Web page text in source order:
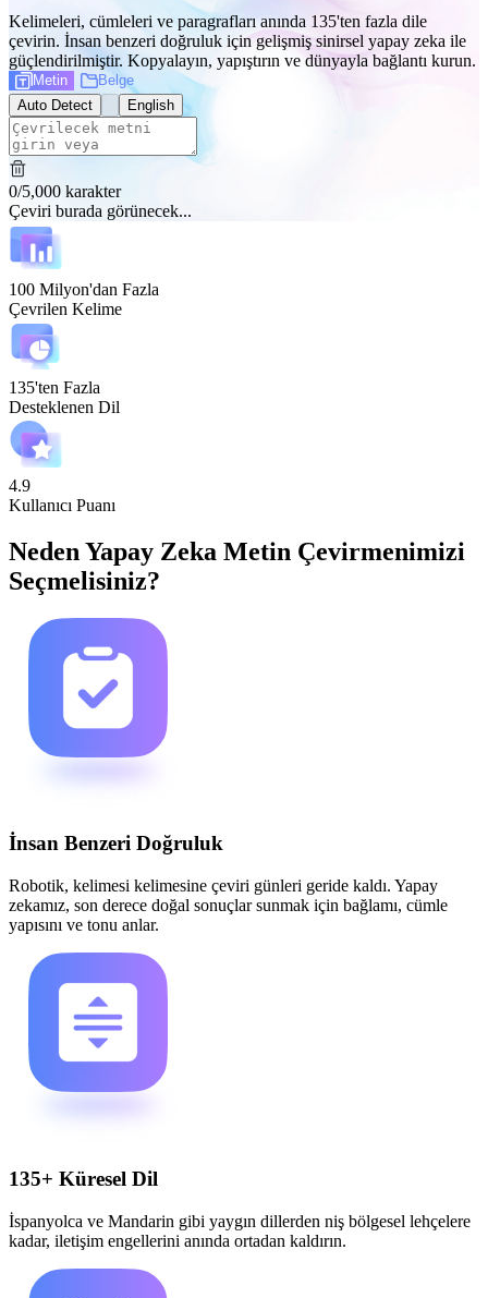
Kelimeleri, cümleleri ve paragrafları anında 135'ten fazla dile
çevirin. İnsan benzeri doğruluk için gelişmiş sinirsel yapay zeka ile
güçlendirilmiştir. Kopyalayın, yapıştırın ve dünyayla bağlantı kurun.
Metin
Belge
Auto Detect
English
0/5,000 karakter
Çeviri burada görünecek...
100 Milyon'dan Fazla
Çevrilen Kelime
135'ten Fazla
Desteklenen Dil
4.9
Kullanıcı Puanı
Neden Yapay Zeka Metin Çevirmenimizi
Seçmelisiniz?
İnsan Benzeri Doğruluk
Robotik, kelimesi kelimesine çeviri günleri geride kaldı. Yapay
zekamız, son derece doğal sonuçlar sunmak için bağlamı, cümle
yapısını ve tonu anlar.
135+ Küresel Dil
İspanyolca ve Mandarin gibi yaygın dillerden niş bölgesel lehçelere
kadar, iletişim engellerini anında ortadan kaldırın.